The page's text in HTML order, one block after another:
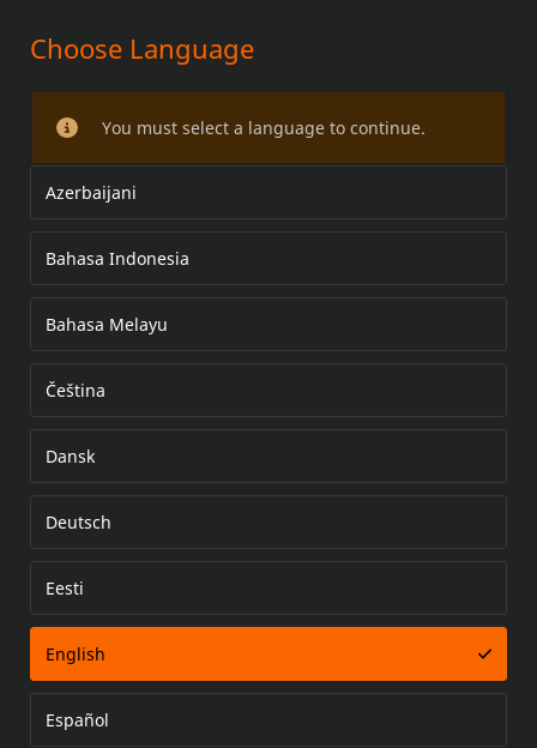
KIT DE PROTECTORES NEGROS
TRASEROS DE LAS ALFORJAS
Error loading document
Choose Language
You must select a language to continue.
Azerbaijani
Bahasa Indonesia
Bahasa Melayu
Čeština
Dansk
Deutsch
Eesti
English
Español